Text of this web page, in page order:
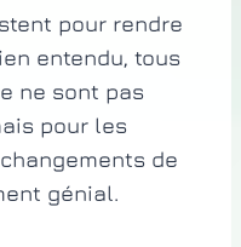
pour rendre
entendu, tous
ne sont pas
pour les
de
génial.